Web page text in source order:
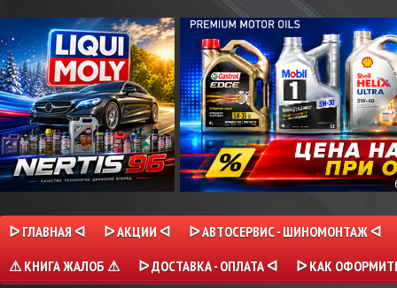
ᐅ ГЛАВНАЯ ᐊ ᐅ АКЦИИ ᐊ
ᐅ АВТОСЕРВИС - ШИНОМОНТАЖ ᐊ
⚠ КНИГА ЖАЛОБ ⚠
ᐅ ДОСТАВКА - ОПЛАТА ᐊ ᐅ КАК